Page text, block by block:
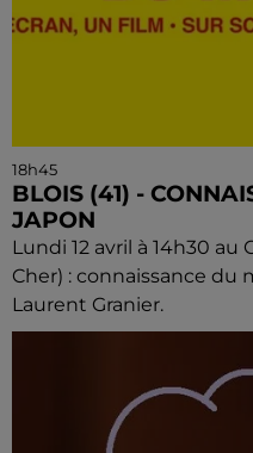
18h45
BLOIS (41) -
JAPON
Lundi 12 avril à 14h30 au
Cher) : connaissance du
Laurent Granier.